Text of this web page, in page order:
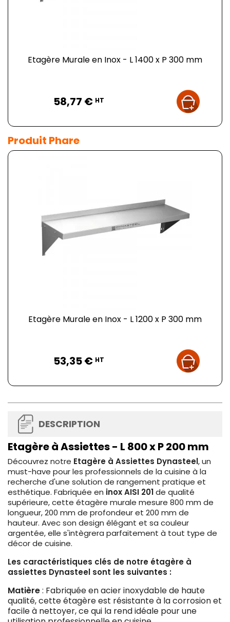
Etagère Murale en Inox - L 1400 x P 300 mm
58,77 € HT
Produit Phare
Etagère Murale en Inox - L 1200 x P 300 mm
53,35 € HT
DESCRIPTION
Etagère à Assiettes - L 800 x P 200 mm
Découvrez notre Etagère à Assiettes Dynasteel, un
must-have pour les professionnels de la cuisine à la
recherche d'une solution de rangement pratique et
esthétique. Fabriquée en inox AISI 201de qualité
supérieure, cette étagère murale mesure 800 mm de
longueur, 200 mm de profondeur et 200 mm de
hauteur. Avec son design élégant et sa couleur
argentée, elle s'intègrera parfaitement à tout type de
décor de cuisine.
Les caractéristiques clés de notre étagère à
assiettes Dynasteel sont les suivantes :
Matière: Fabriquée en acier inoxydable de haute
qualité, cette étagère est résistante à la corrosion et
facile à nettoyer, ce qui la rend idéale pour une